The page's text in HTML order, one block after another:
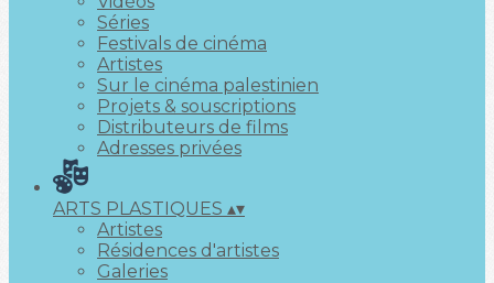
Séries
Festivals de cinéma
Artistes
Sur le cinéma palestinien
Projets & souscriptions
Distributeurs de films
Adresses privées
ARTS PLASTIQUES ▴▾
Artistes
Résidences d'artistes
Galeries